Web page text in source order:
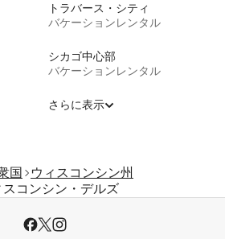
トラバース・シティ
バケーションレンタル
シカゴ中心部
バケーションレンタル
さらに表示
国
ウィスコンシン州
スコンシン・デルズ